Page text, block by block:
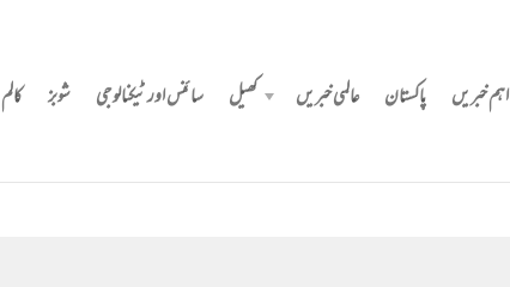
اہم خبریں پاکستان عالمی خبریں کھیل سائنس اور ٹیکنالوجی شوبز کالم